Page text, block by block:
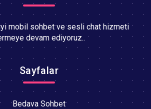
mobil sohbet ve sesli chat hizmeti
devam ediyoruz..
Sayfalar
Bedava Sohbet